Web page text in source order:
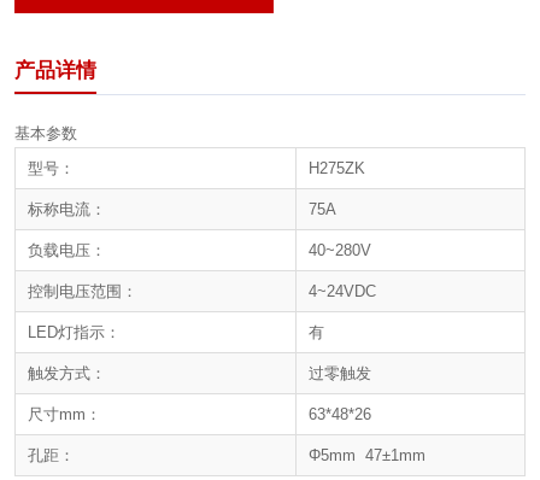
产品详情
基本参数
型号：
H275ZK
标称电流： 75A
负载电压： 40~280V
控制电压范围： 4~24VDC
LED灯指示： 有
触发方式： 过零触发
尺寸mm： 63*48*26
孔距： Φ5mm 47±1mm